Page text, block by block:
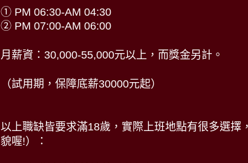
① PM 06:30-AM 04:30
② PM 07:00-AM 06:00
月薪資：30,000-55,000元以上，而獎金另計。
（試用期，保障底薪30000元起）
以上職缺皆要求滿18歲，實際上班地點有很多選擇
貌喔!）：